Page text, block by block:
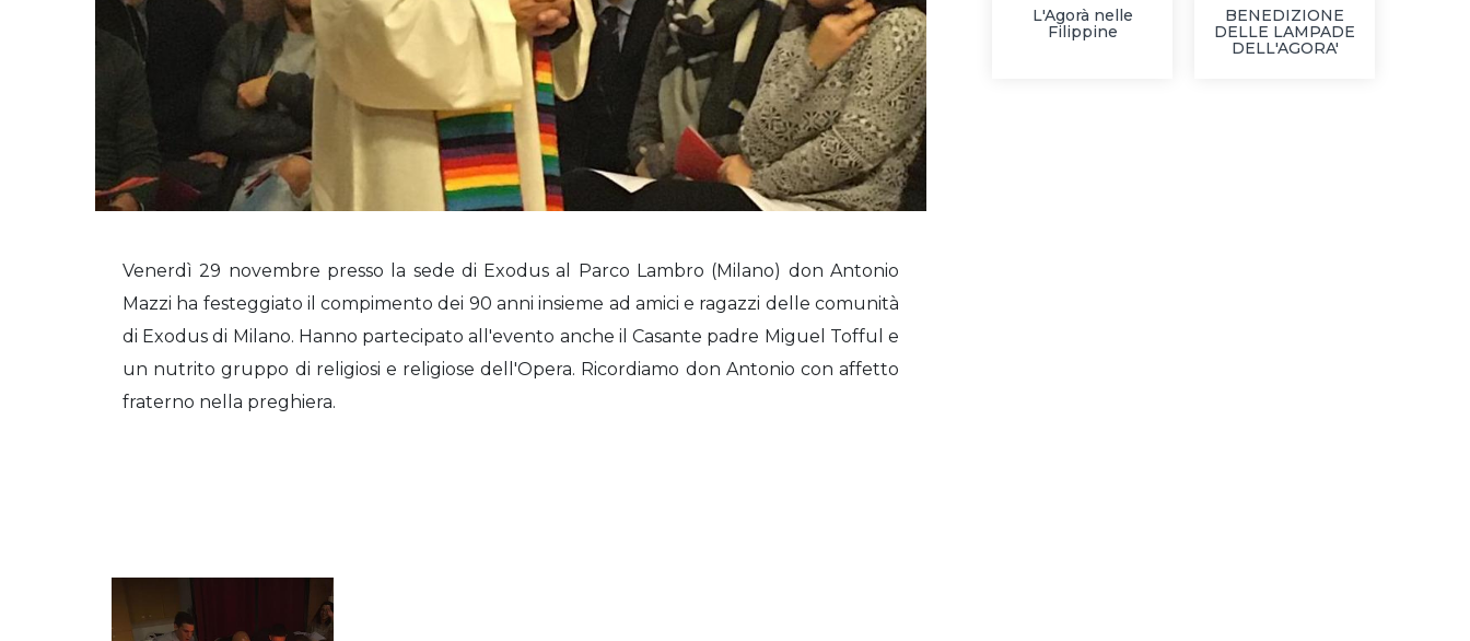
Venerdì 29 novembre presso la sede di Exodus al Parco Lambro (Milano) don Antonio
Mazzi ha festeggiato il compimento dei 90 anni insieme ad amici e ragazzi delle comunità
di Exodus di Milano. Hanno partecipato all'evento anche il Casante padre Miguel Tofful e
un nutrito gruppo di religiosi e religiose dell'Opera. Ricordiamo don Antonio con affetto
fraterno nella preghiera.
L'Agorà nelle
Filippine
BENEDIZIONE
DELLE LAMPADE
DELL'AGORA'